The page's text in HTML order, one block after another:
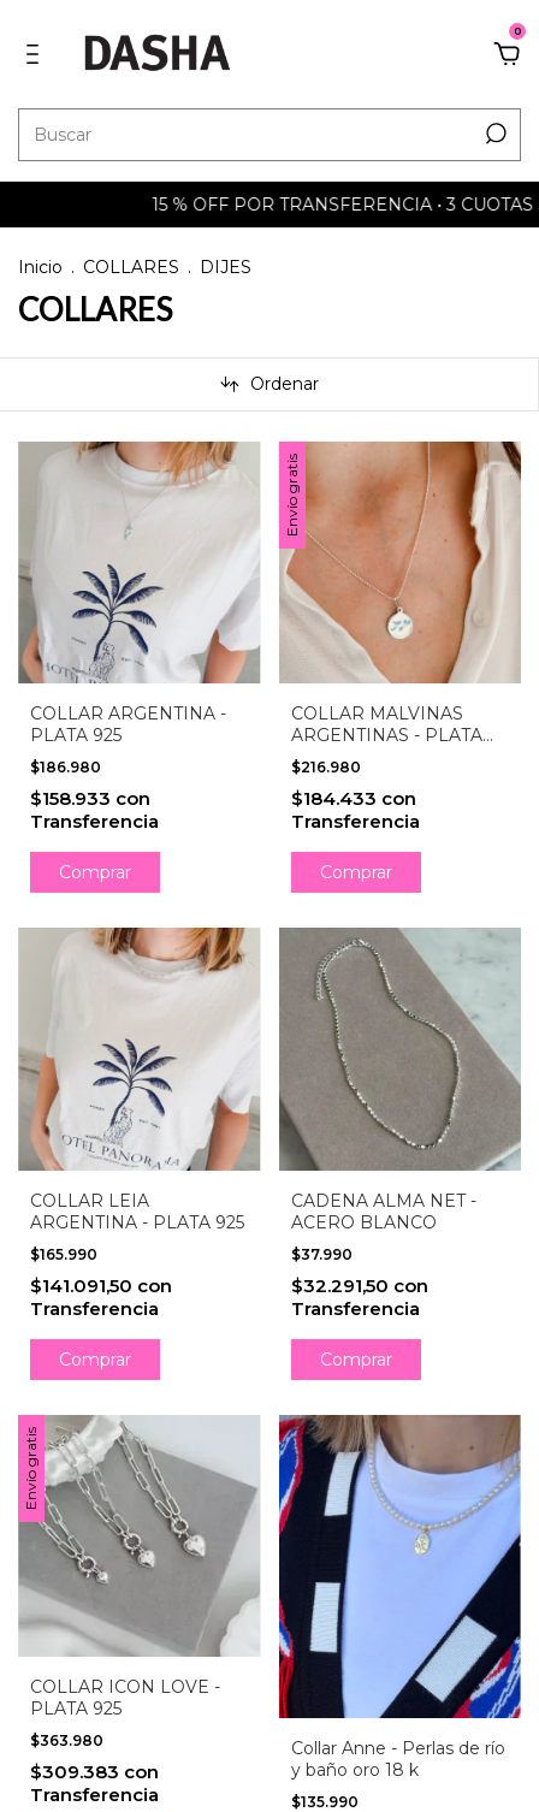
0
15 % OFF POR TRANSFERENCIA • 3 CUOTAS SIN
Inicio . COLLARES . DIJES
COLLARES
Ordenar
COLLAR ARGENTINA -
PLATA 925
$186.980
$158.933 con
Transferencia
Envío gratis
COLLAR MALVINAS
ARGENTINAS - PLATA
925
$216.980
$184.433 con
Transferencia
COLLAR LEIA
ARGENTINA - PLATA 925
$165.990
$141.091,50 con
Transferencia
CADENA ALMA NET -
ACERO BLANCO
$37.990
$32.291,50 con
Transferencia
Envío gratis
COLLAR ICON LOVE -
PLATA 925
$363.980
$309.383 con
Transferencia
Collar Anne - Perlas de río
y baño oro 18 k
$135.990